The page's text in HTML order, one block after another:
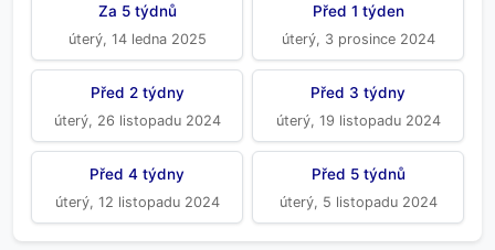
Za 5 týdnů
úterý, 14 ledna 2025
Před 1 týden
úterý, 3 prosince 2024
Před 2 týdny
úterý, 26 listopadu 2024
Před 3 týdny
úterý, 19 listopadu 2024
Před 4 týdny
úterý, 12 listopadu 2024
Před 5 týdnů
úterý, 5 listopadu 2024